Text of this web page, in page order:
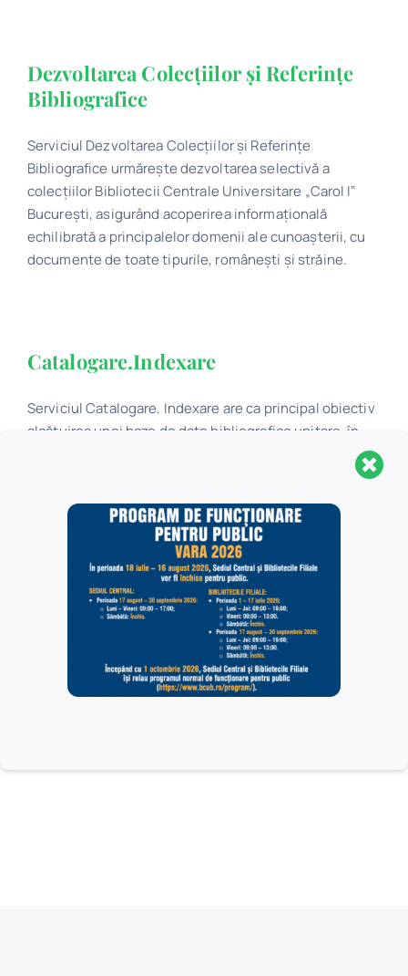
Dezvoltarea Colecțiilor și Referințe
Bibliografice
Serviciul Dezvoltarea Colecțiilor și Referințe
Bibliografice urmăreşte dezvoltarea selectivă a
colecţiilor Bibliotecii Centrale Universitare „Carol Iˮ
București, asigurând acoperirea informaţională
echilibrată a principalelor domenii ale cunoașterii, cu
documente de toate tipurile, românești și străine.
Catalogare.Indexare
Serviciul Catalogare. Indexare are ca principal obiectiv
alcătuirea unei baze de date bibliografice unitare, în
Bibliofilie. Restaurare
Serviciul Bibliofilie. Restaurare are următoarele
obiective specifice: Valorificarea documentelor
bibliofile ale Bibliotecii Centrale Universitare „Carol Iˮ
București, prelucrarea în regim informatizat și